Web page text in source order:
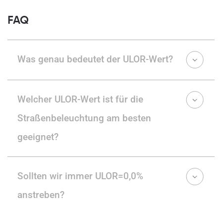
FAQ
Was genau bedeutet der ULOR-Wert?
Welcher ULOR-Wert ist für die
Straßenbeleuchtung am besten
geeignet?
Sollten wir immer ULOR=0,0%
anstreben?